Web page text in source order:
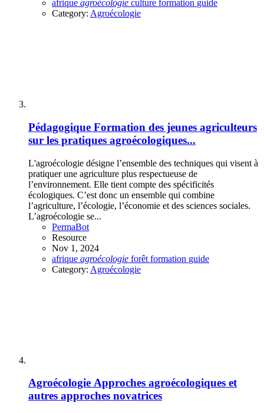
afrique agroécologie culture formation guide
Category: Agroécologie
Pédagogique Formation des jeunes agriculteurs
sur les pratiques agroécologiques...
L'agroécologie désigne l’ensemble des techniques qui visent à
pratiquer une agriculture plus respectueuse de
l’environnement. Elle tient compte des spécificités
écologiques. C’est donc un ensemble qui combine
l’agriculture, l’écologie, l’économie et des sciences sociales.
L’agroécologie se...
PermaBot
Resource
Nov 1, 2024
afrique agroécologie forêt formation guide
Category: Agroécologie
Agroécologie Approches agroécologiques et
autres approches novatrices